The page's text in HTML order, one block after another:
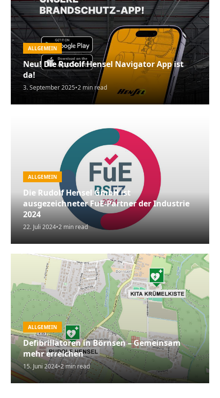
ALLGEMEIN
Neu! Die Rudolf Hensel Navigator App ist
da!
3. September 2025•2 min read
ALLGEMEIN
Die Rudolf Hensel GmbH ist
ausgezeichneter FuE-Partner der Industrie
2024
22. Juli 2024•2 min read
ALLGEMEIN
Defibrillatoren in Börnsen – Gemeinsam
mehr erreichen
15. Juni 2024•2 min read